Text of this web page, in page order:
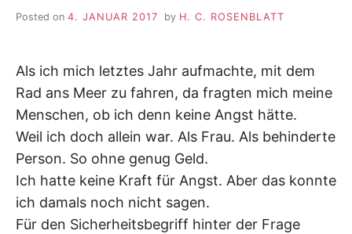
Posted on 4. JANUAR 2017 by H. C. ROSENBLATT
Als ich mich letztes Jahr aufmachte, mit dem
Rad ans Meer zu fahren, da fragten mich meine
Menschen, ob ich denn keine Angst hätte.
Weil ich doch allein war. Als Frau. Als behinderte
Person. So ohne genug Geld.
Ich hatte keine Kraft für Angst. Aber das konnte
ich damals noch nicht sagen.
Für den Sicherheitsbegriff hinter der Frage